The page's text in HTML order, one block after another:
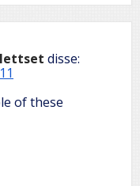
disse:
of these